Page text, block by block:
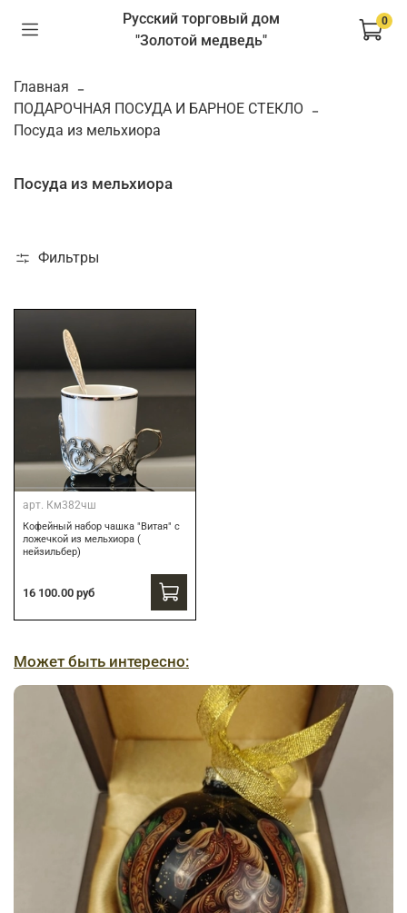
Русский торговый дом
"Золотой медведь"
0
Главная
ПОДАРОЧНАЯ ПОСУДА И БАРНОЕ СТЕКЛО
Посуда из мельхиора
Посуда из мельхиора
Фильтры
арт. Км382чш
Кофейный набор чашка "Витая" с
ложечкой из мельхиора (
нейзильбер)
16 100.00 руб
Может быть интересно: